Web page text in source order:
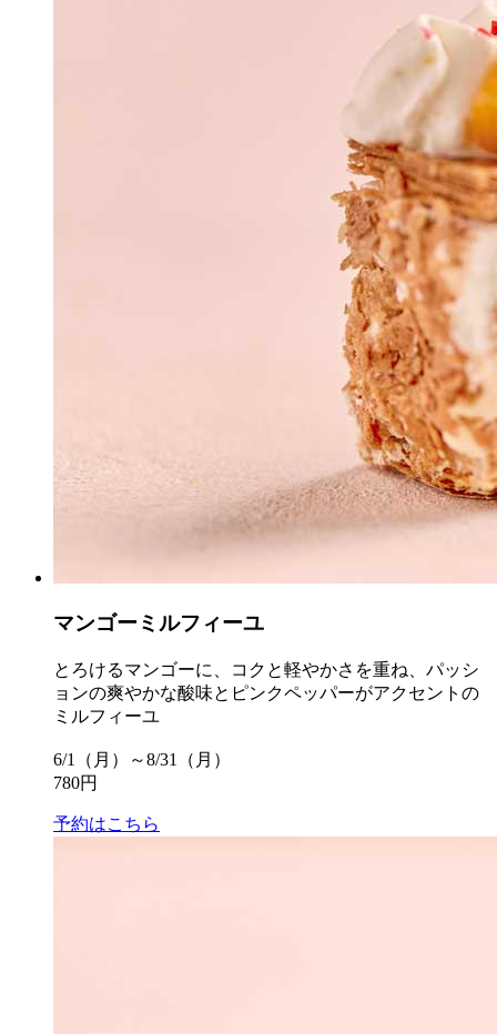
マンゴーミルフィーユ
とろけるマンゴーに、コクと軽やかさを重ね、パッシ
ョンの爽やかな酸味とピンクペッパーがアクセントの
ミルフィーユ
6/1（月）～8/31（月）
780円
予約はこちら